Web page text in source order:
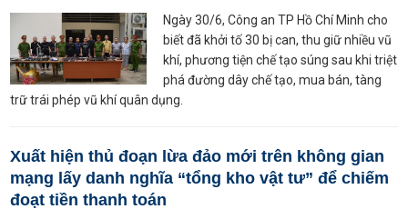
Ngày 30/6, Công an TP Hồ Chí Minh cho
biết đã khởi tố 30 bị can, thu giữ nhiều vũ
khí, phương tiện chế tạo súng sau khi triệt
phá đường dây chế tạo, mua bán, tàng
trữ trái phép vũ khí quân dụng.
Xuất hiện thủ đoạn lừa đảo mới trên không gian
mạng lấy danh nghĩa “tổng kho vật tư” để chiếm
đoạt tiền thanh toán